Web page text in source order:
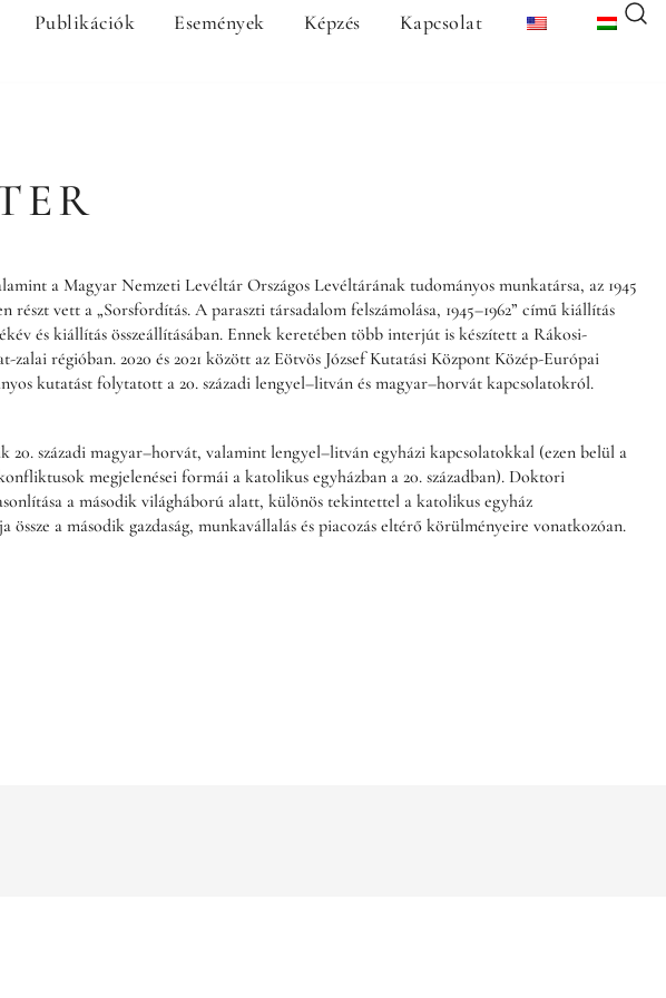
Publikációk Események Képzés Kapcsolat
a Magyar Nemzeti Levéltár Országos Levéltárának tudományos munkatársa, az 1945
vett a „Sorsfordítás. A paraszti társadalom felszámolása, 1945–1962” című kiállítás
és kiállítás összeállításában. Ennek keretében több interjút is készített a Rákosi-
régióban. 2020 és 2021 között az Eötvös József Kutatási Központ Közép-Európai
kutatást folytatott a 20. századi lengyel–litván és magyar–horvát kapcsolatokról.
századi magyar–horvát, valamint lengyel–litván egyházi kapcsolatokkal (ezen belül a
megjelenései formái a katolikus egyházban a 20. században). Doktori
a második világháború alatt, különös tekintettel a katolikus egyház
a második gazdaság, munkavállalás és piacozás eltérő körülményeire vonatkozóan.